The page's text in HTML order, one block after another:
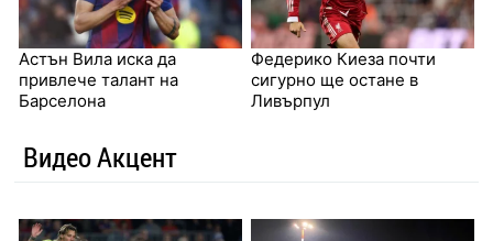
Астън Вила иска да
привлече талант на
Барселона
Федерико Киеза почти
сигурно ще остане в
Ливърпул
Видео Акцент